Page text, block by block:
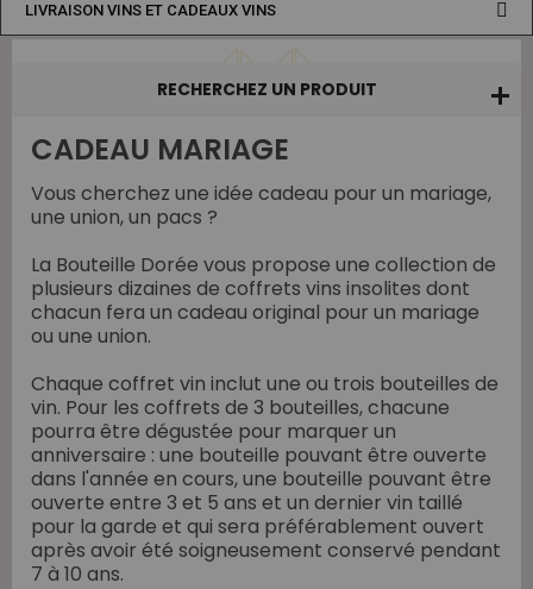
LIVRAISON VINS ET CADEAUX VINS
RECHERCHEZ UN PRODUIT
CADEAU MARIAGE
Vous cherchez une idée cadeau pour un mariage,
une union, un pacs ?
La Bouteille Dorée vous propose une collection de
plusieurs dizaines de coffrets vins insolites dont
chacun fera un cadeau original pour un mariage
ou une union.
Chaque coffret vin inclut une ou trois bouteilles de
vin. Pour les coffrets de 3 bouteilles, chacune
pourra être dégustée pour marquer un
anniversaire : une bouteille pouvant être ouverte
dans l'année en cours, une bouteille pouvant être
ouverte entre 3 et 5 ans et un dernier vin taillé
pour la garde et qui sera préférablement ouvert
après avoir été soigneusement conservé pendant
7 à 10 ans.